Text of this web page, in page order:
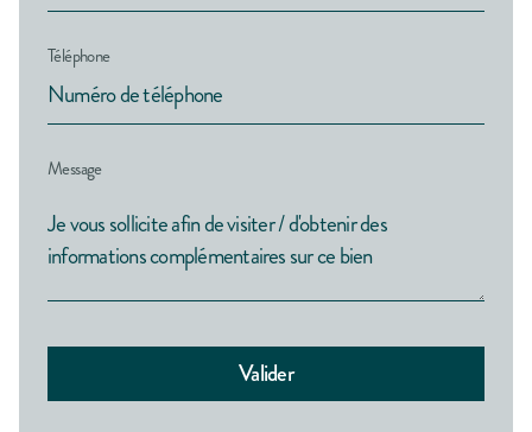
Téléphone
Message